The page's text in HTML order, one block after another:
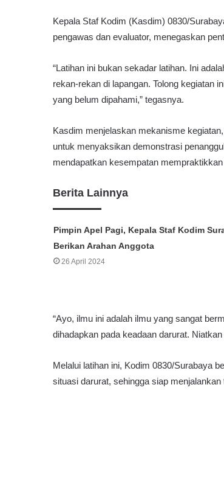
Kepala Staf Kodim (Kasdim) 0830/
pengawas dan evaluator, menegaskan
“Latihan ini bukan sekadar latihan. Ini
rekan-rekan di lapangan. Tolong kegiatan
yang belum dipahami,” tegasnya.
Kasdim menjelaskan mekanisme
untuk menyaksikan demonstrasi
mendapatkan kesempatan
Berita Lainnya
Pimpin Apel Pagi, Kepala Staf Kodim
Berikan Arahan Anggota
26 April 2024
“Ayo, ilmu ini adalah ilmu yang sangat
dihadapkan pada keadaan darurat.
Melalui latihan ini, Kodim 0830/Surabaya
situasi darurat, sehingga siap